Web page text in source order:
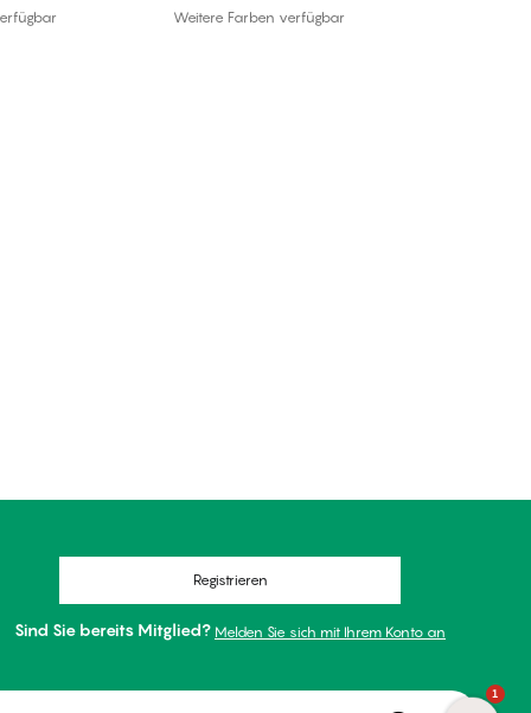
Weitere Farben verfügbar
Registrieren
Sind Sie bereits Mitglied? Melden Sie sich mit Ihrem Konto an
1